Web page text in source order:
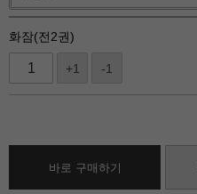
화잠(전2권)
+1 -1
바로 구매하기